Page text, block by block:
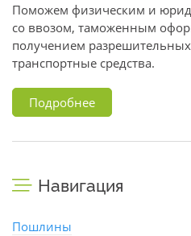
Поможем физическим и
со ввозом, таможенным
получением
транспортные средства.
Подробнее
Навигация
Пошлины